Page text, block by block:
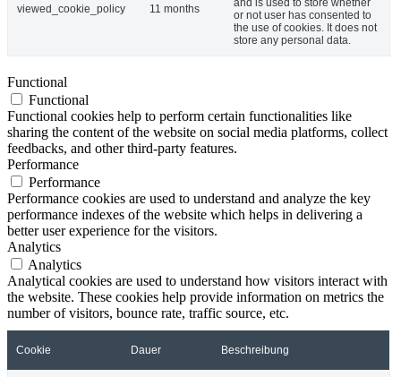
viewed_cookie_policy 11 months
or not user has consented to
the use of cookies. It does not
store any personal data.
Functional
Functional
Functional cookies help to perform certain functionalities like
sharing the content of the website on social media platforms, collect
feedbacks, and other third-party features.
Performance
Performance
Performance cookies are used to understand and analyze the key
performance indexes of the website which helps in delivering a
better user experience for the visitors.
Analytics
Analytics
Analytical cookies are used to understand how visitors interact with
the website. These cookies help provide information on metrics the
number of visitors, bounce rate, traffic source, etc.
Cookie Dauer Beschreibung